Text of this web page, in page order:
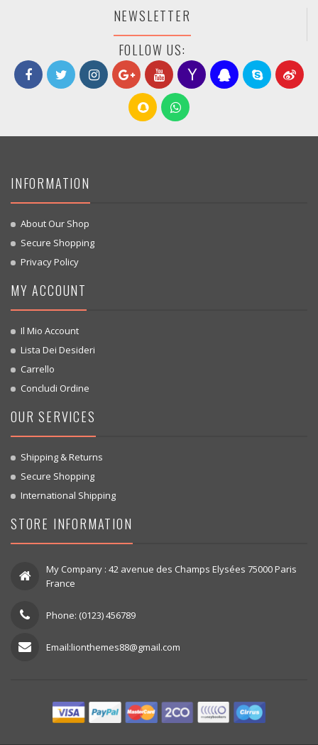
NEWSLETTER
FOLLOW US:
INFORMATION
About Our Shop
Secure Shopping
Privacy Policy
MY ACCOUNT
Il Mio Account
Lista Dei Desideri
Carrello
Concludi Ordine
OUR SERVICES
Shipping & Returns
Secure Shopping
International Shipping
STORE INFORMATION
My Company : 42 avenue des Champs Elysées 75000 Paris
France
Phone: (0123) 456789
Email:lionthemes88@gmail.com